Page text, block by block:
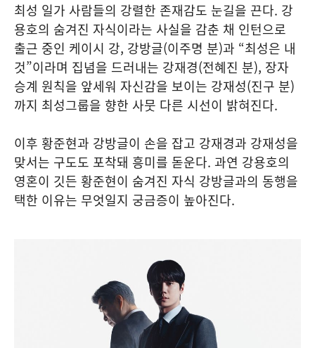
최성 일가 사람들의 강렬한 존재감도 눈길을 끈다. 강
용호의 숨겨진 자식이라는 사실을 감춘 채 인턴으로
출근 중인 케이시 강, 강방글(이주명 분)과 “최성은 내
것”이라며 집념을 드러내는 강재경(전혜진 분), 장자
승계 원칙을 앞세워 자신감을 보이는 강재성(진구 분)
까지 최성그룹을 향한 사뭇 다른 시선이 밝혀진다.
이후 황준현과 강방글이 손을 잡고 강재경과 강재성을
맞서는 구도도 포착돼 흥미를 돋운다. 과연 강용호의
영혼이 깃든 황준현이 숨겨진 자식 강방글과의 동행을
택한 이유는 무엇일지 궁금증이 높아진다.